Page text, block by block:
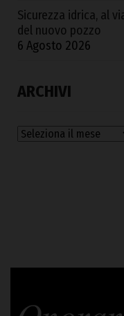
Sicurezza idrica, al
del nuovo pozzo
6 Agosto 2026
ARCHIVI
Archivi